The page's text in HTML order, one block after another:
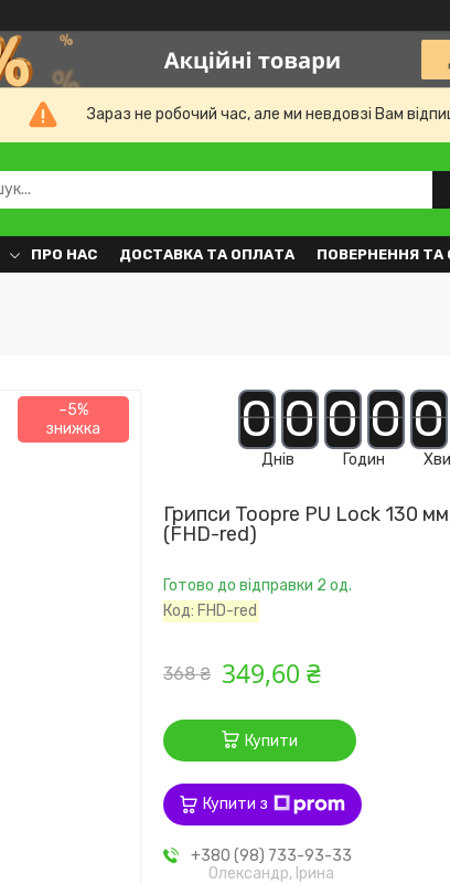
Зараз не робочий час, але ми невдовзі Вам
ПРО НАС ДОСТАВКА ТА ОПЛАТА ПОВЕРНЕННЯ ТА
–5% 00
Днів
00
Годин
0
Грипси Toopre PU Lock 130
(FHD-red)
Готово до відправки 2 од.
Код: FHD-red
368 ₴ 349,60 ₴
Купити
Купити з
+380 (98) 733-93-33
Олександр, Ірина